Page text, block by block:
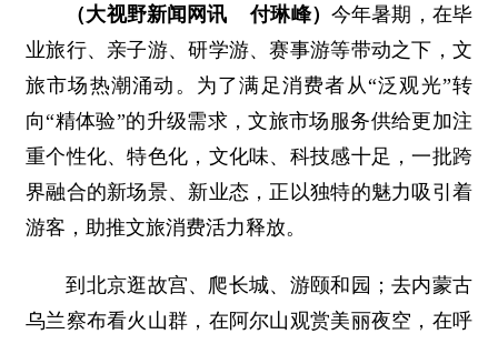
（大视野新闻网讯 付琳峰） 今年暑期，在毕
业旅行、亲子游、研学游、赛事游等带动之下，文
旅市场热潮涌动。为了满足消费者从“泛观光”转
向“精体验”的升级需求，文旅市场服务供给更加注
重个性化、特色化，文化味、科技感十足，一批跨
界融合的新场景、新业态，正以独特的魅力吸引着
游客，助推文旅消费活力释放。
到北京逛故宫、爬长城、游颐和园；去内蒙古
乌兰察布看火山群，在阿尔山观赏美丽夜空，在呼